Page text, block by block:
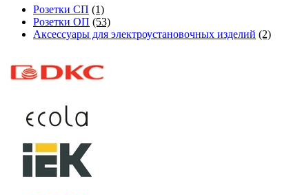
Розетки СП (1)
Розетки ОП (53)
Аксессуары для электроустановочных изделий (2)